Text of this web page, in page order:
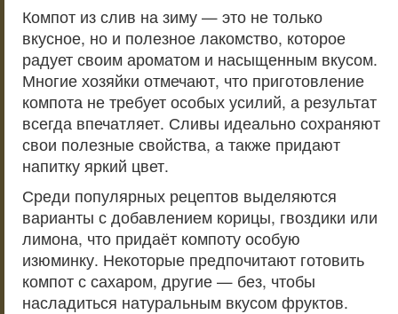
Компот из слив на зиму — это не только
вкусное, но и полезное лакомство, которое
радует своим ароматом и насыщенным вкусом.
Многие хозяйки отмечают, что приготовление
компота не требует особых усилий, а результат
всегда впечатляет. Сливы идеально сохраняют
свои полезные свойства, а также придают
напитку яркий цвет.
Среди популярных рецептов выделяются
варианты с добавлением корицы, гвоздики или
лимона, что придаёт компоту особую
изюминку. Некоторые предпочитают готовить
компот с сахаром, другие — без, чтобы
насладиться натуральным вкусом фруктов.